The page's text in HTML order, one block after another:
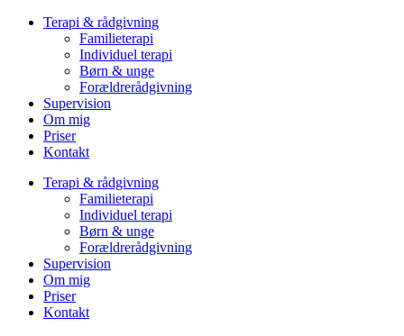
Terapi & rådgivning
Familieterapi
Individuel terapi
Børn & unge
Forældrerådgivning
Supervision
Om mig
Priser
Kontakt
Terapi & rådgivning
Familieterapi
Individuel terapi
Børn & unge
Forældrerådgivning
Supervision
Om mig
Priser
Kontakt